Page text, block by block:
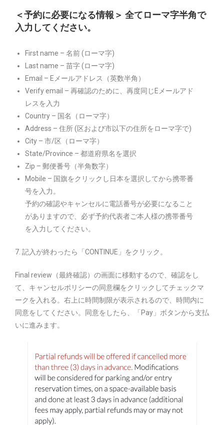
＜予約に必要になる情報＞ 全てローマ字半角で
入力してください。
First name – 名前 (ローマ字)
Last name – 苗字 (ローマ字)
Email – Eメールアドレス（英数半角）
Verify email – 再確認のために、再度同じEメールアド
レスを入力
Country – 国名（ローマ字）
Address – 住所 (区および市以下の住所をローマ字で)
City – 市/区（ローマ字）
State/Province – 都道府県名を選択
Zip – 郵便番号（半角数字）
Mobile – 国旗をクリックし日本を選択してから携帯番
号を入力。
予約の確認やキャンセルに電話番号が必要になること
がありますので、必ず予約代表者ご本人様の携帯番号
を入力してください。
7. 記入が終わったら「CONTINUE」をクリック。
Final review（最終確認）の画面に移動するので、確認をし
て、キャンセルポリシーの同意欄をクリックしてチェックマ
ークを入れる。右上に時間制限が表示されるので、時間内に
同意をしてください。同意をしたら、「Pay」ボタンから支払
いに進みます。